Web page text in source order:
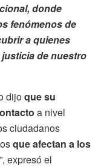
donde
fenómenos de
a quienes
de nuestro
dijoque su
a nivel
ciudadanos
que afectan a los
”, expresó el